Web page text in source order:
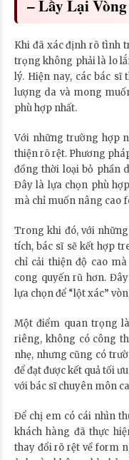
– Lấy Lại
Khi đã xác định rõ tình
trọng không phải là lo
lý. Hiện nay, các bác sĩ
lượng da và mong
phù hợp nhất.
Với những trường hợp
thiện rõ rệt. Phương
đồng thời loại bỏ phần
Đây là lựa chọn phù
mà chỉ muốn nâng cao
Trong khi đó, với
tích, bác sĩ sẽ kết hợp
chỉ cải thiện độ cao
cong quyến rũ hơn.
lựa chọn để “lột xác”
Một điểm quan trọng
riêng, không có công
nhẹ, nhưng cũng có
để đạt được kết quả tối
với bác sĩ chuyên môn
Để chị em có cái nhìn
khách hàng đã thực
thay đổi rõ rệt về form